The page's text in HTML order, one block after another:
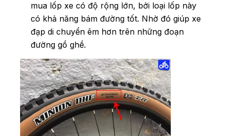
mua lốp xe có độ rộng lớn, bởi loại lốp này
có khả năng bám đường tốt. Nhờ đó giúp xe
đạp di chuyển êm hơn trên những đoạn
đường gồ ghề.